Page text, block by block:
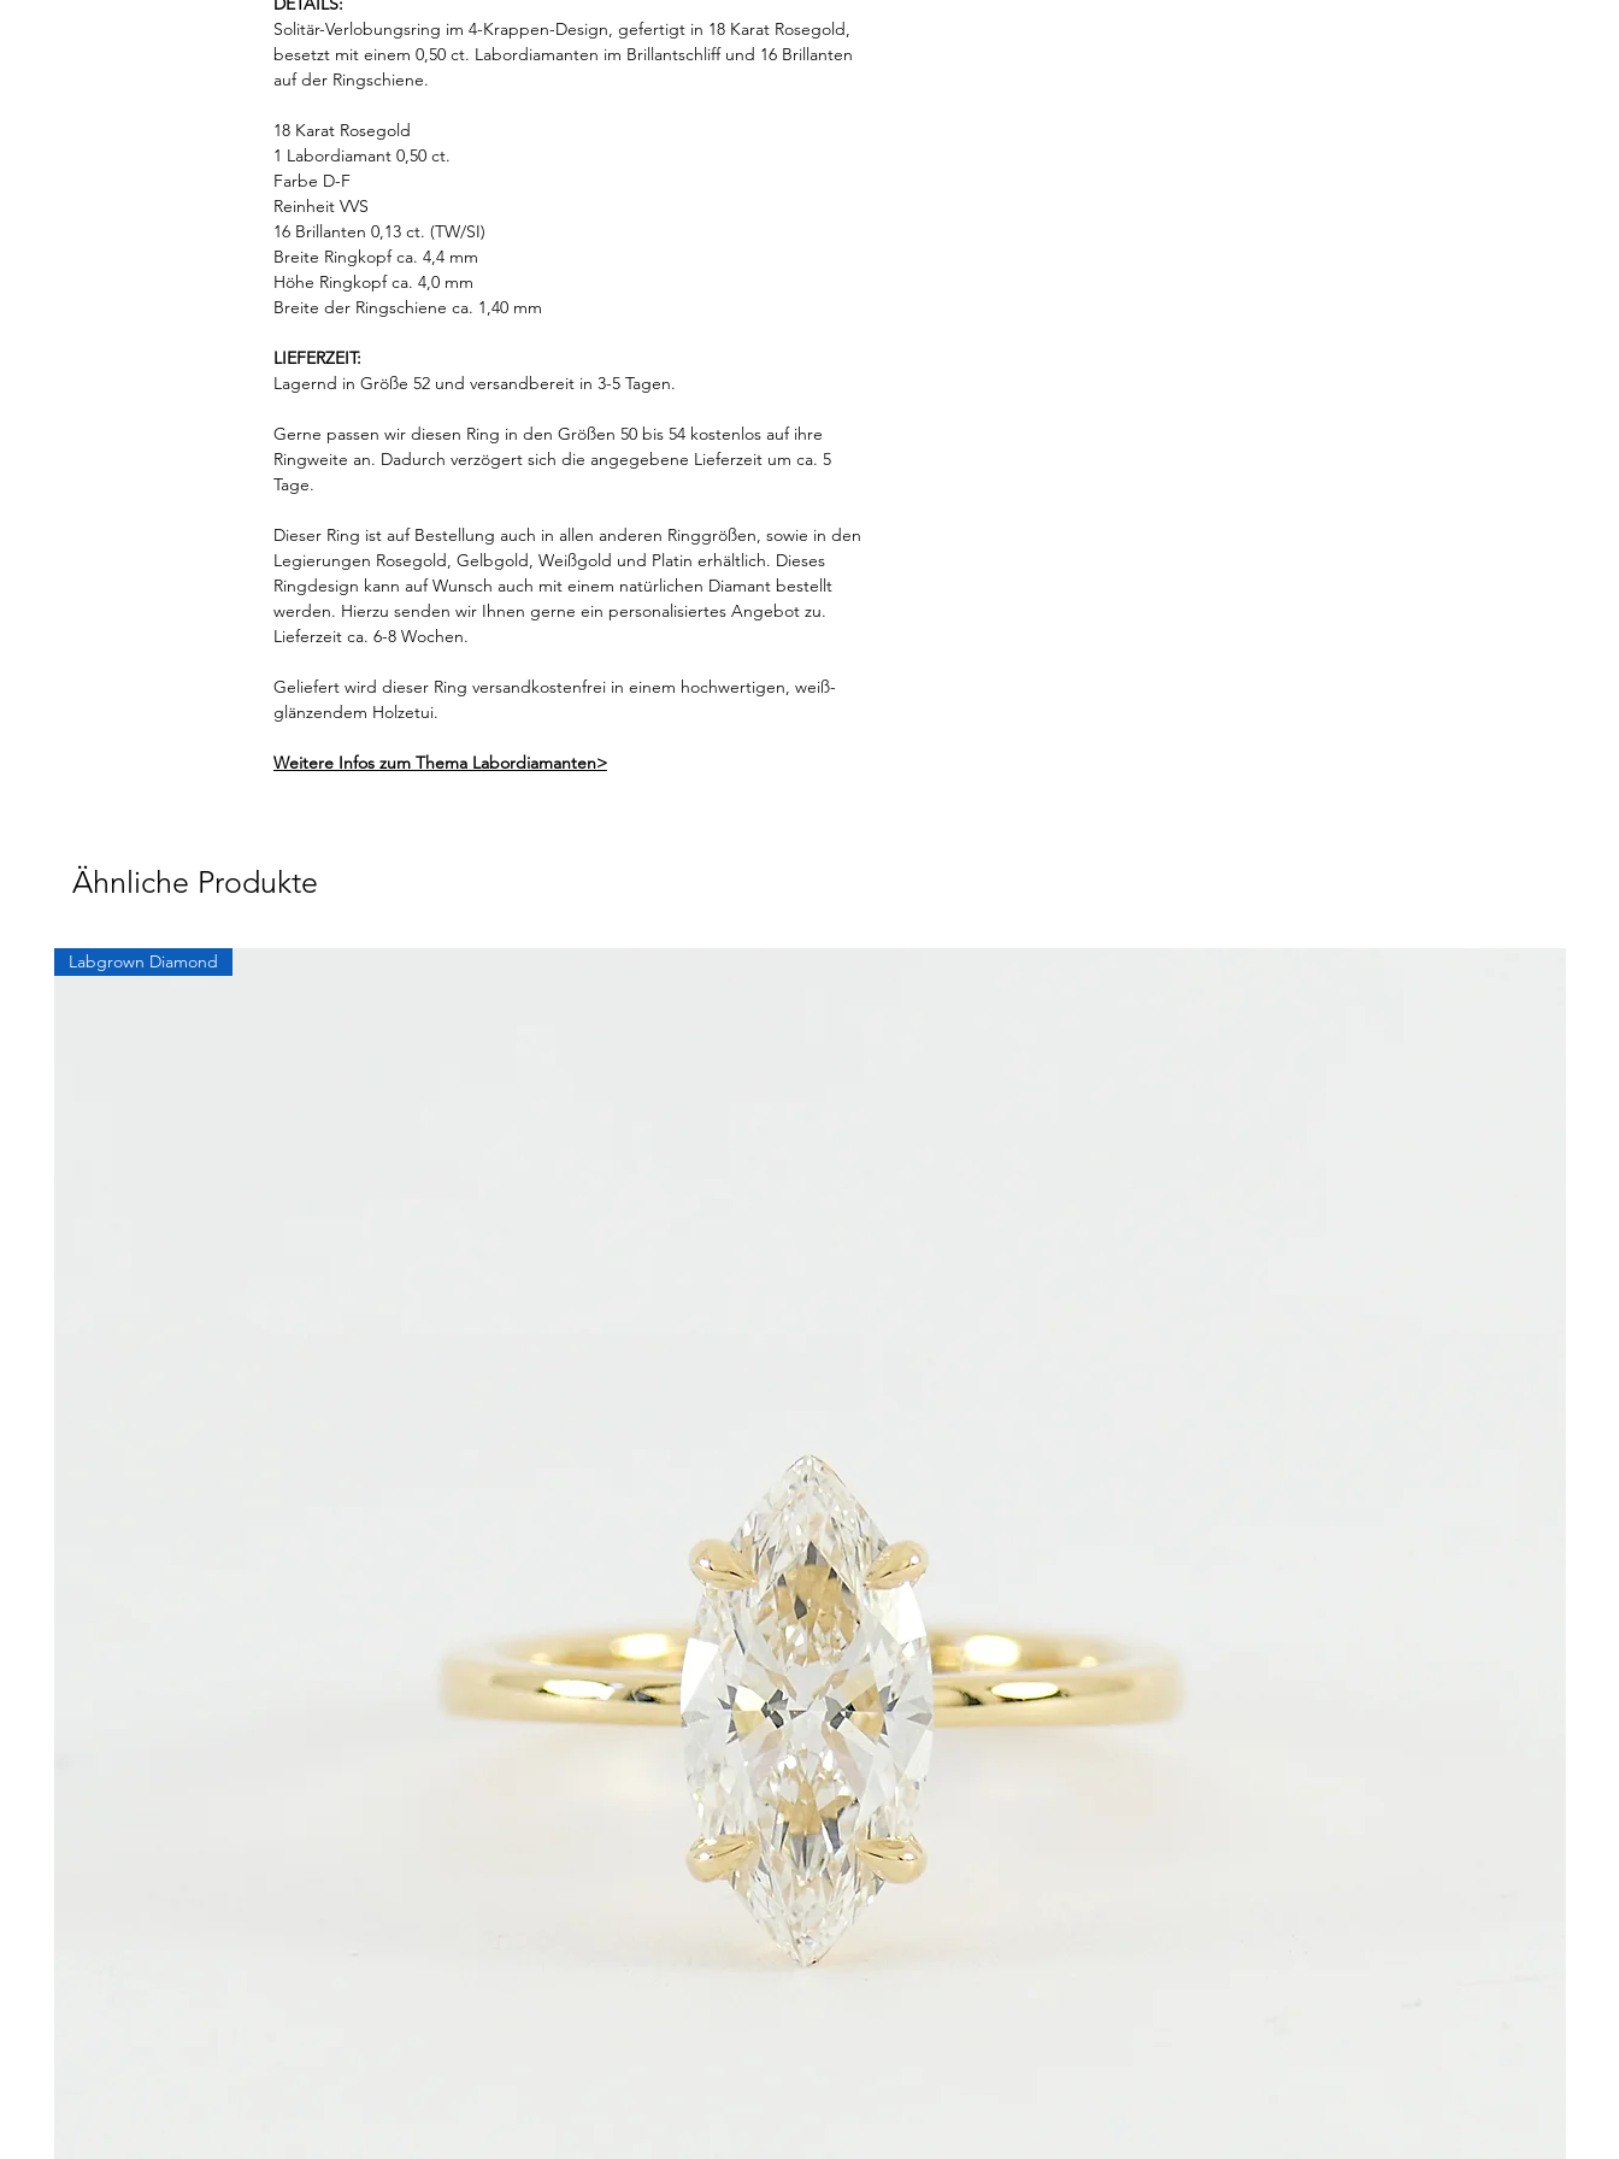
Solitär-Verlobungsring im 4-Krappen-Design, gefertigt in 18 Karat Rosegold,
besetzt mit einem 0,50 ct. Labordiamanten im Brillantschliff und 16 Brillanten
auf der Ringschiene.
18 Karat Rosegold
1 Labordiamant 0,50 ct.
Farbe D-F
Reinheit VVS
16 Brillanten 0,13 ct. (TW/SI)
Breite Ringkopf ca. 4,4 mm
Höhe Ringkopf ca. 4,0 mm
Breite der Ringschiene ca. 1,40 mm
LIEFERZEIT:
Lagernd in Größe 52 und versandbereit in 3-5 Tagen.
Gerne passen wir diesen Ring in den Größen 50 bis 54 kostenlos auf ihre
Ringweite an. Dadurch verzögert sich die angegebene Lieferzeit um ca. 5
Tage.
Dieser Ring ist auf Bestellung auch in allen anderen Ringgrößen, sowie in den
Legierungen Rosegold, Gelbgold, Weißgold und Platin erhältlich. Dieses
Ringdesign kann auf Wunsch auch mit einem natürlichen Diamant bestellt
werden. Hierzu senden wir Ihnen gerne ein personalisiertes Angebot zu.
Lieferzeit ca. 6-8 Wochen.
Geliefert wird dieser Ring versandkostenfrei in einem hochwertigen, weiß-
glänzendem Holzetui.
Weitere Infos zum Thema Labordiamanten>
Ähnliche Produkte
Labgrown Diamond